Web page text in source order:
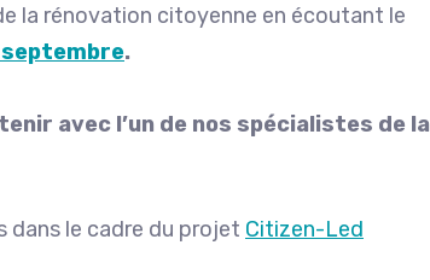
la rénovation citoyenne en écoutant le
septembre.
avec l’un de nos spécialistes de la
dans le cadre du projet Citizen-Led